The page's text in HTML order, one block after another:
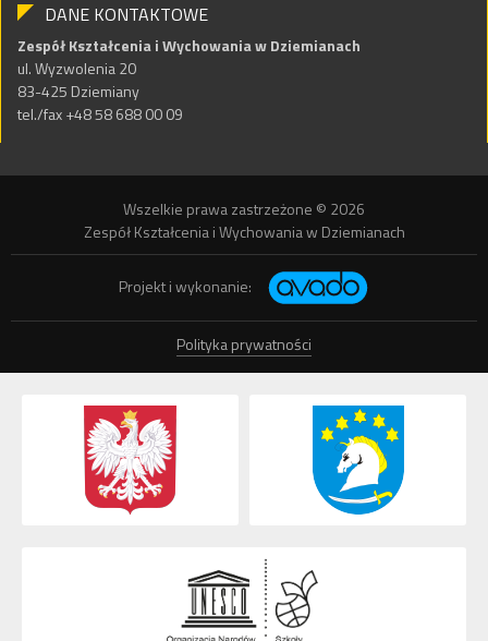
DANE KONTAKTOWE
Zespół Kształcenia i Wychowania w Dziemianach
ul. Wyzwolenia 20
83-425 Dziemiany
tel./fax +48 58 688 00 09
Wszelkie prawa zastrzeżone © 2026
Zespół Kształcenia i Wychowania w Dziemianach
Projekt i wykonanie:
Polityka prywatności